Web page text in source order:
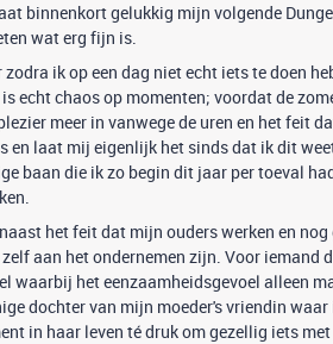
binnenkort gelukkig mijn volgende
wat erg fijn is.
zodra ik op een dag niet echt iets te doen
echt chaos op momenten; voordat de
meer in vanwege de uren en het feit
en laat mij eigenlijk het sinds dat ik dit
baan die ik zo begin dit jaar per toeval
het feit dat mijn ouders werken en
aan het ondernemen zijn. Voor
waarbij het eenzaamheidsgevoel alleen
dochter van mijn moeder's vriendin
in haar leven té druk om gezellig iets